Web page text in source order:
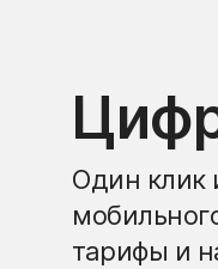
Один клик
тарифы и